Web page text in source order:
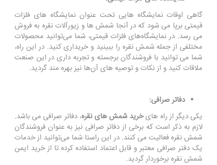
گاهی اوقات نمایشگاه هایی تحت عنوان نمایشگاه های فلزات
قیمتی برپا می شود که در آنجا شمش ها و زیورآلات نقره به فروش
می رسد. در نمایشگاه‌های فلزات قیمتی، شما می‌توانید محصولات
مختلفی از جمله شمش نقره را ببینید و خریداری کنید. در این راه،
شما می ‌توانید با فروشندگان برجسته و تجربه‌ داری در این صنعت
ملاقات کنید و از نکات و توصیه‌ های آن‌ها نیز بهره مند گردید.
دفاتر صرافی:
یکی دیگر از راه هایخرید شمش های نقره، دفاتر صرافی می باشد.
لازم به ذکر است که برخی از دفاتر صرافی نیز به عنوان فروشندگان
شمش نقره فعالیت می‌ کنند. در این راستا شما می‌توانید از خدمات
یک دفتر صرافی معتبر و قابل اعتماد استفاده کرده تا از خرید ایمن
شمش نقره برخوردار گردید.